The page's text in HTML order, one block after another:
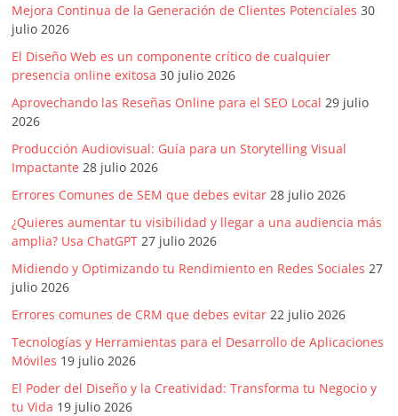
Mejora Continua de la Generación de Clientes Potenciales 30
julio 2026
El Diseño Web es un componente crítico de cualquier
presencia online exitosa 30 julio 2026
Aprovechando las Reseñas Online para el SEO Local 29 julio
2026
Producción Audiovisual: Guía para un Storytelling Visual
Impactante 28 julio 2026
Errores Comunes de SEM que debes evitar 28 julio 2026
¿Quieres aumentar tu visibilidad y llegar a una audiencia más
amplia? Usa ChatGPT 27 julio 2026
Midiendo y Optimizando tu Rendimiento en Redes Sociales 27
julio 2026
Errores comunes de CRM que debes evitar 22 julio 2026
Tecnologías y Herramientas para el Desarrollo de Aplicaciones
Móviles 19 julio 2026
El Poder del Diseño y la Creatividad: Transforma tu Negocio y
tu Vida 19 julio 2026